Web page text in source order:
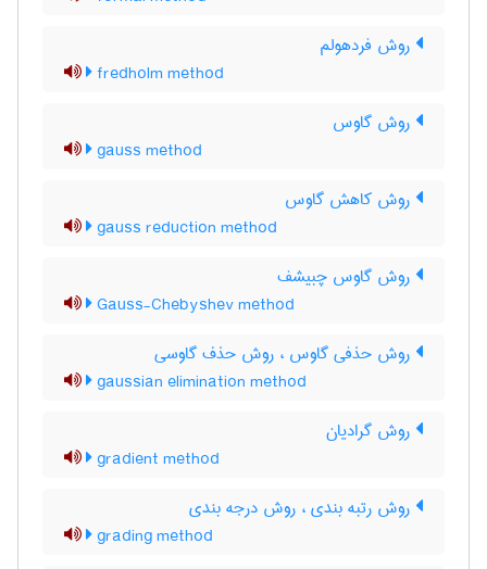
روش فردهولم
fredholm method
روش گاوس
gauss method
روش کاهش گاوس
gauss reduction method
روش گاوس چبیشف
Gauss-Chebyshev method
روش حذفی گاوس ، روش حذف گاوسی
gaussian elimination method
روش گرادیان
gradient method
روش رتبه بندی ، روش درجه بندی
grading method